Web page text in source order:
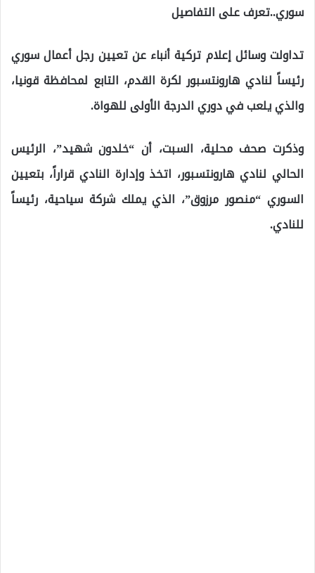
سوري..تعرف على التفاصيل
تداولت وسائل إعلام تركية أنباء عن تعيين رجل أعمال سوري
رئيساً لنادي هارونتسبور لكرة القدم، التابع لمحافظة قونيا،
والذي يلعب في دوري الدرجة الأولى للهواة.
وذكرت صحف محلية، السبت، أن “خلدون شهيد”، الرئيس
الحالي لنادي هارونتسبور، اتخذ وإدارة النادي قراراً، بتعيين
السوري “منصور مرزوق”، الذي يملك شركة سياحية، رئيساً
للنادي.